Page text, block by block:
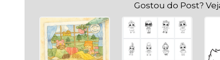
Gostou do Post?